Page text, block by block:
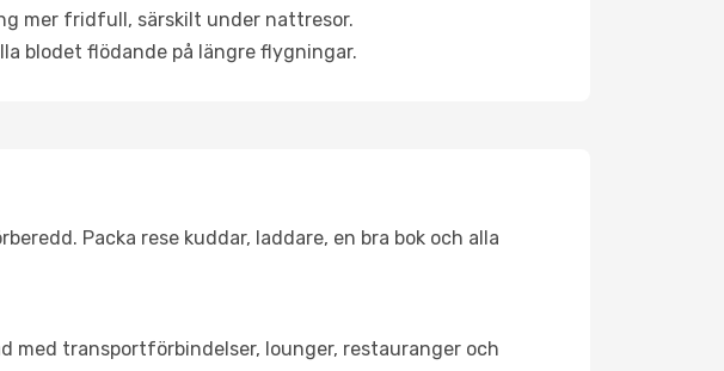
mer fridfull, särskilt under nattresor.
blodet flödande på längre flygningar.
Packa rese kuddar, laddare, en bra bok och alla
med transportförbindelser, lounger, restauranger och